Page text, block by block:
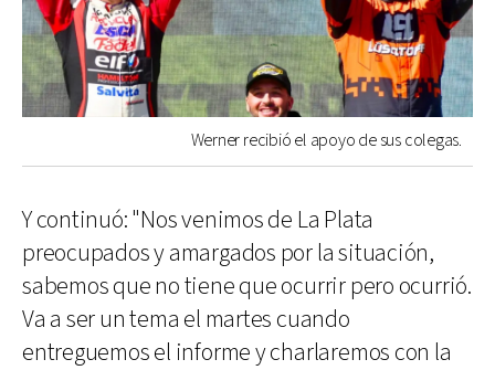
Werner recibió el apoyo de sus colegas.
Y continuó: "Nos venimos de La Plata
preocupados y amargados por la situación,
sabemos que no tiene que ocurrir pero ocurrió.
Va a ser un tema el martes cuando
entreguemos el informe y charlaremos con la